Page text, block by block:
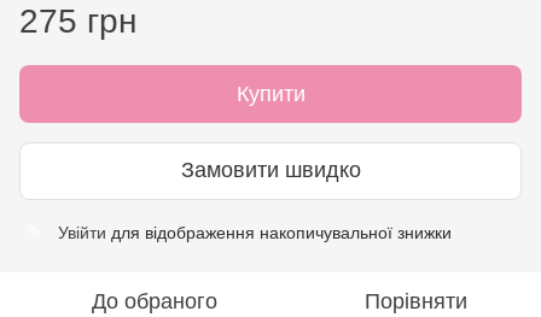
275 грн
Купити
Замовити швидко
Увійти для відображення накопичувальної знижки
До обраного Порівняти